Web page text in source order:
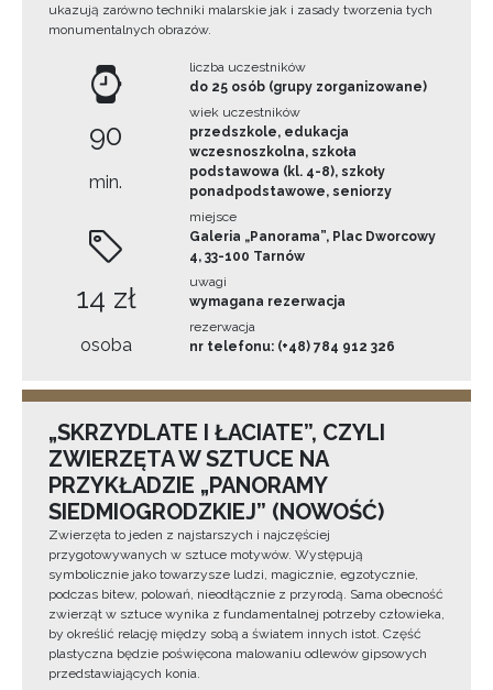
ukazują zarówno techniki malarskie jak i zasady tworzenia tych
monumentalnych obrazów.
90
min.
14 zł
osoba
liczba uczestników
do 25 osób (grupy zorganizowane)
wiek uczestników
przedszkole, edukacja
wczesnoszkolna, szkoła
podstawowa (kl. 4-8), szkoły
ponadpodstawowe, seniorzy
miejsce
Galeria „Panorama”, Plac Dworcowy
4, 33-100 Tarnów
uwagi
wymagana rezerwacja
rezerwacja
nr telefonu: (+48) 784 912 326
„SKRZYDLATE I ŁACIATE”, CZYLI
ZWIERZĘTA W SZTUCE NA
PRZYKŁADZIE „PANORAMY
SIEDMIOGRODZKIEJ” (NOWOŚĆ)
Zwierzęta to jeden z najstarszych i najczęściej
przygotowywanych w sztuce motywów. Występują
symbolicznie jako towarzysze ludzi, magicznie, egzotycznie,
podczas bitew, polowań, nieodłącznie z przyrodą. Sama obecność
zwierząt w sztuce wynika z fundamentalnej potrzeby człowieka,
by określić relację między sobą a światem innych istot. Część
plastyczna będzie poświęcona malowaniu odlewów gipsowych
przedstawiających konia.